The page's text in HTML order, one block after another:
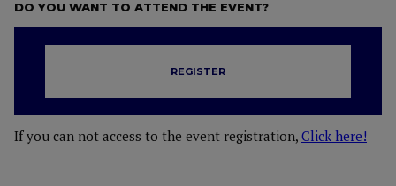
DO YOU WANT TO ATTEND THE EVENT?
REGISTER
If you can not access to the event registration, Click here!